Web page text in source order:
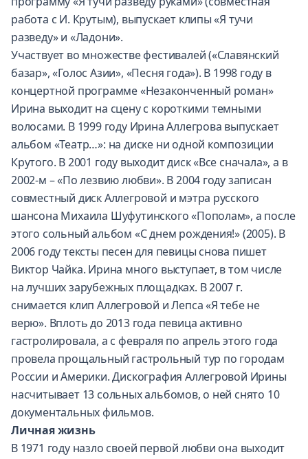
работа с И. Крутым), выпускает клипы «Я тучи
разведу» и «Ладони».
Участвует во множестве фестивалей («Славянский
базар», «Голос Азии», «Песня года»). В 1998 году в
концертной программе «Незаконченный роман»
Ирина выходит на сцену с короткими темными
волосами. В 1999 году Ирина Аллегрова выпускает
альбом «Театр…»: на диске ни одной композиции
Крутого. В 2001 году выходит диск «Все сначала», а в
2002-м – «По лезвию любви». В 2004 году записан
совместный диск Аллегровой и мэтра русского
шансона Михаила Шуфутинского «Пополам», а после
этого сольный альбом «С днем рождения!» (2005). В
2006 году тексты песен для певицы снова пишет
Виктор Чайка. Ирина много выступает, в том числе
на лучших зарубежных площадках. В 2007 г.
снимается клип Аллегровой и Лепса «Я тебе не
верю». Вплоть до 2013 года певица активно
гастролировала, а с февраля по апрель этого года
провела прощальный гастрольный тур по городам
России и Америки. Дискография Аллегровой Ирины
насчитывает 13 сольных альбомов, о ней снято 10
документальных фильмов.
Личная жизнь
В 1971 году назло своей первой любви она выходит